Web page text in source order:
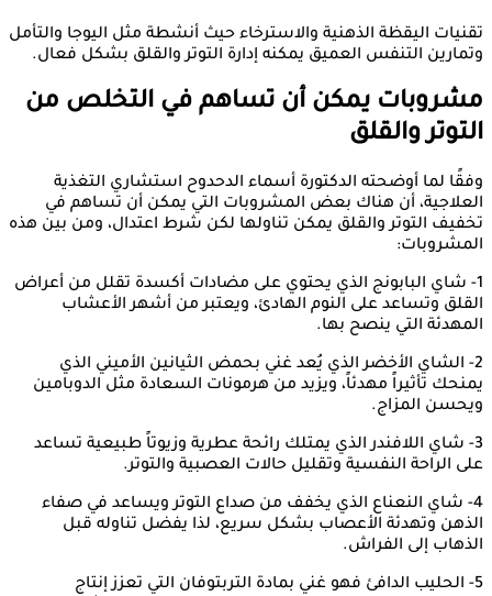
تقنيات اليقظة الذهنية والاسترخاء حيث أنشطة مثل اليوجا والتأمل
وتمارين التنفس العميق يمكنه إدارة التوتر والقلق بشكل فعال.
مشروبات يمكن أن تساهم في التخلص من
التوتر والقلق
وفقًا لما أوضحته الدكتورة أسماء الدحدوح استشاري التغذية
العلاجية، أن هناك بعض المشروبات التي يمكن أن تساهم في
تخفيف التوتر والقلق يمكن تناولها لكن شرط اعتدال، ومن بين هذه
المشروبات:
1- شاي البابونج الذي يحتوي على مضادات أكسدة تقلل من أعراض
القلق وتساعد على النوم الهادئ، ويعتبر من أشهر الأعشاب
المهدئة التي ينصح بها.
2- الشاي الأخضر الذي يُعد غني بحمض الثيانين الأميني الذي
يمنحك تأثيراً مهدئاً، ويزيد من هرمونات السعادة مثل الدوبامين
ويحسن المزاج.
3- شاي اللافندر الذي يمتلك رائحة عطرية وزيوتاً طبيعية تساعد
على الراحة النفسية وتقليل حالات العصبية والتوتر.
4- شاي النعناع الذي يخفف من صداع التوتر ويساعد في صفاء
الذهن وتهدئة الأعصاب بشكل سريع، لذا يفضل تناوله قبل
الذهاب إلى الفراش.
5- الحليب الدافئ فهو غني بمادة التربتوفان التي تعزز إنتاج